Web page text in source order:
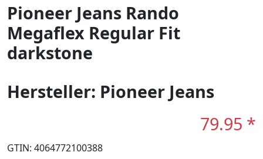
Pioneer Jeans Rando
Megaflex Regular Fit
darkstone
Hersteller: Pioneer Jeans
79.95 *
GTIN: 4064772100388